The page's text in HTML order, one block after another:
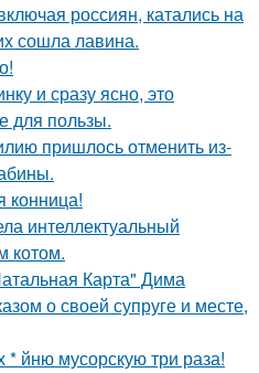
россиян, катались на
сошла лавина.
и сразу ясно, это
для пользы.
пришлось отменить из-
конница!
интеллектуальный
котом.
Карта" Дима
о своей супруге и месте,
* йню мусорскую три раза!